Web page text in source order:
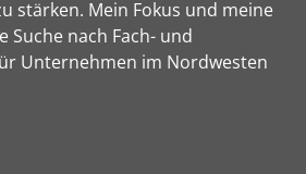
stärken. Mein Fokus und meine
Suche nach Fach- und
Unternehmen im Nordwesten